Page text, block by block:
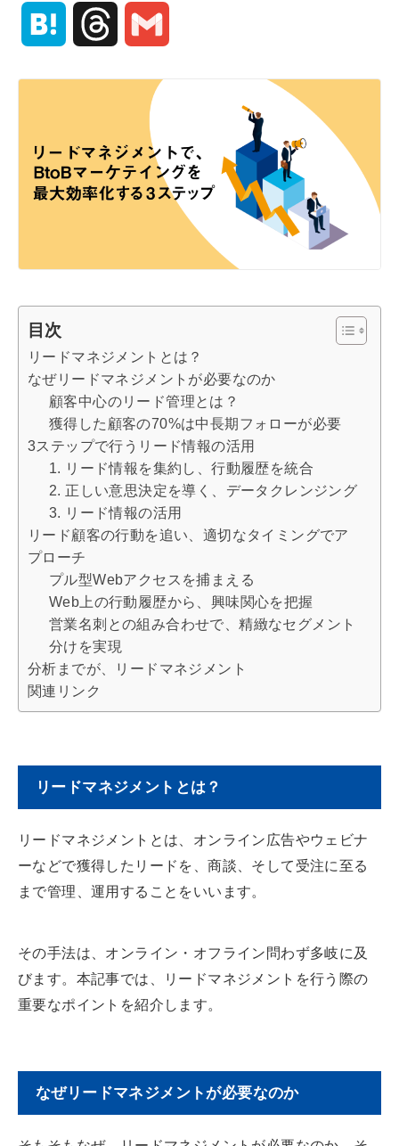
e
n
e
a
i
l
目次
リードマネジメントとは？
なぜリードマネジメントが必要なのか
顧客中心のリード管理とは？
獲得した顧客の70%は中長期フォローが必要
3ステップで行うリード情報の活用
1. リード情報を集約し、行動履歴を統合
2. 正しい意思決定を導く、データクレンジング
3. リード情報の活用
リード顧客の行動を追い、適切なタイミングでア
プローチ
プル型Webアクセスを捕まえる
Web上の行動履歴から、興味関心を把握
営業名刺との組み合わせで、精緻なセグメント
分けを実現
分析までが、リードマネジメント
関連リンク
リードマネジメントとは？
リードマネジメントとは、オンライン広告やウェビナ
ーなどで獲得したリードを、商談、そして受注に至る
まで管理、運用することをいいます。
その手法は、オンライン・オフライン問わず多岐に及
びます。本記事では、リードマネジメントを行う際の
重要なポイントを紹介します。
なぜリードマネジメントが必要なのか